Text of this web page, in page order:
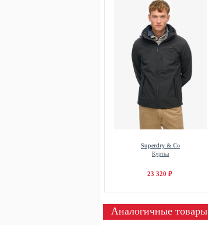
Superdry & Co
Куртка
23 320 ₽
Аналогичные товары